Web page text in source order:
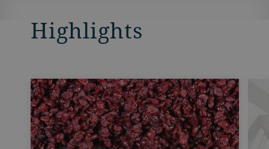
Highlights